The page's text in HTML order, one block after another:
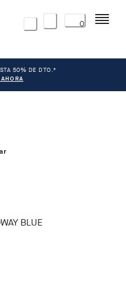
0 Menú
50% DE DTO.*
BLUE